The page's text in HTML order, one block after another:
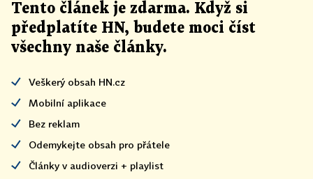
Tento článek je zdarma. Když si
předplatíte HN, budete moci číst
všechny naše články.
Veškerý obsah HN.cz
Mobilní aplikace
Bez reklam
Odemykejte obsah pro přátele
Články v audioverzi + playlist